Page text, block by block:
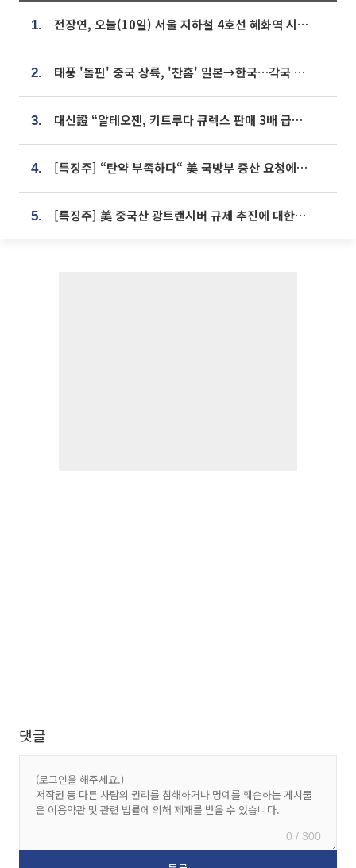
1. 전장연, 오늘(10일) 서울 지하철 4호선 혜화역 시위…1호선 용산역 무정차
2. 태풍 '돌핀' 중국 상륙, '찬홈' 일본→한국…각국 기상청 예상 경로는?
3. 대신證 “알테오젠, 키트루다 큐렉스 판매 3배 급증…목표가 41만원 상향”
4. [특징주] “탄약 부족하다“ 美 국방부 증산 요청에⋯국내 방산주 급등세
5. [특징주] 美 중국산 광트랜시버 규제 추진에 대한광통신 등 광통신株 강세
댓글
0 / 300